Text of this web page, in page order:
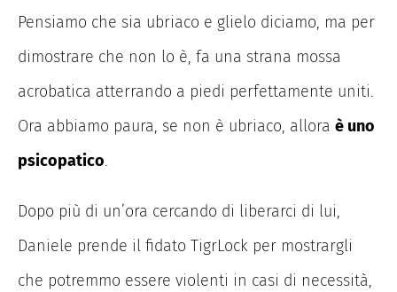
Pensiamo che sia ubriaco e glielo diciamo, ma per
dimostrare che non lo è, fa una strana mossa
acrobatica atterrando a piedi perfettamente uniti.
Ora abbiamo paura, se non è ubriaco, allora è uno
psicopatico.
Dopo più di un’ora cercando di liberarci di lui,
Daniele prende il fidato TigrLock per mostrargli
che potremmo essere violenti in casi di necessità,